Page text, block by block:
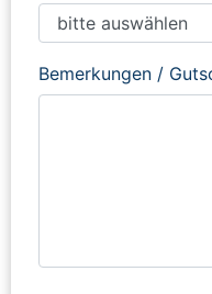
Bemerkungen /